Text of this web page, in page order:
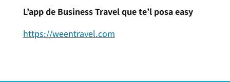
L’app de Business Travel que te’l posa easy
https://weentravel.com